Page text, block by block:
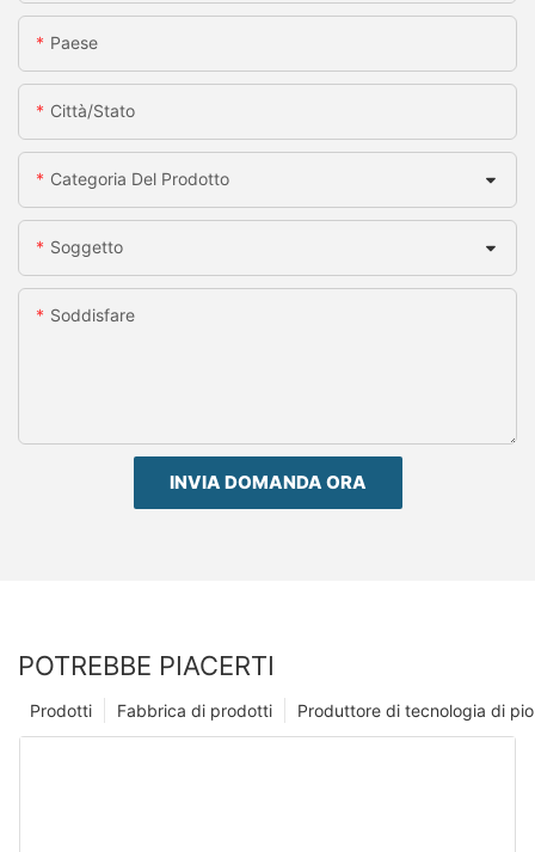
Paese
Città/stato
Categoria Del Prodotto
Soggetto
Soddisfare
INVIA DOMANDA ORA
POTREBBE PIACERTI
Produttore di tecnologia di
Fabbrica di prodotti
Prodotti